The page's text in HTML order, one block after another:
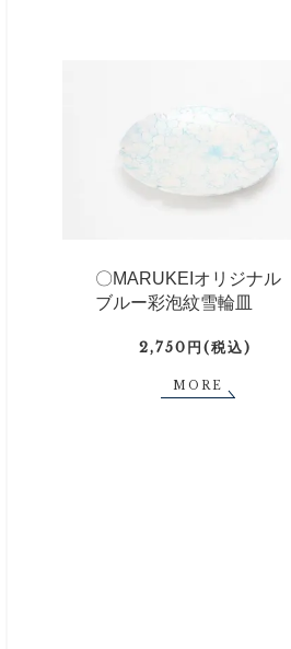
〇MARUKEIオリジナル
ブルー彩泡紋雪輪皿
2,750円(税込)
MORE